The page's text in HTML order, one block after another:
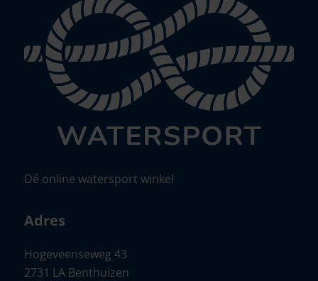
Dé online watersport winkel
Adres
Hogeveenseweg 43
2731 LA Benthuizen